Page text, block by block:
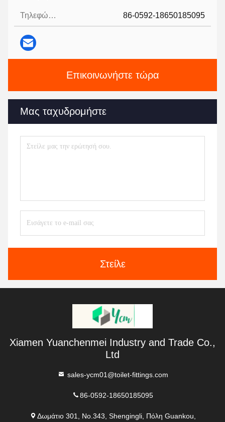
Τηλεφώνημα: 86-0592-18650185095
Επικοινωνήστε τώρα
Μας ταχυδρομήστε
Στείλε
Xiamen Yuanchenmei Industry and Trade Co.,
Ltd
sales-ycm01@toilet-fittings.com
86-0592-18650185095
Δωμάτιο 301, No.343, Shengingli, Πόλη Guankou,